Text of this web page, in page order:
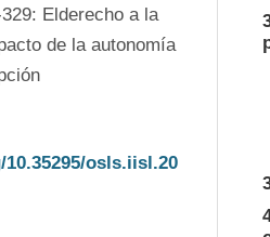
Elderecho a la
de la autonomía
osls.iisl.20